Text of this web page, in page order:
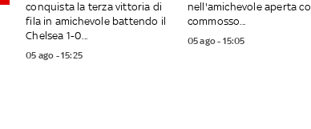
conquista la terza vittoria di
fila in amichevole battendo il
Chelsea 1-0...
05 ago - 15:25
nell'amichevole aperta col
commosso...
05 ago - 15:05